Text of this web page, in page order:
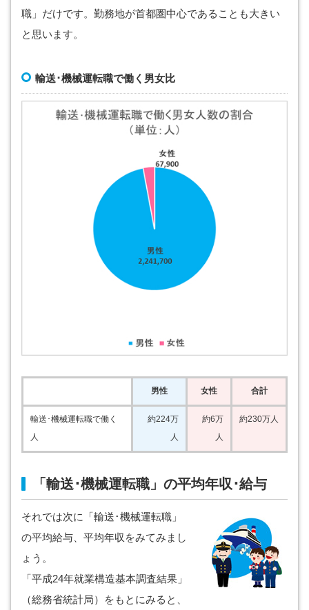
職」だけです。勤務地が首都圏中心であることも大きい
と思います。
輸送･機械運転職で働く男女比
男性 女性 合計
輸送･機械運転職で働く
人
約224万
人
約6万
人
約230万人
「輸送･機械運転職」の平均年収･給与
それでは次に「輸送･機械運転職」
の平均給与、平均年収をみてみまし
ょう。
「平成24年就業構造基本調査結果」
（総務省統計局）をもとにみると、